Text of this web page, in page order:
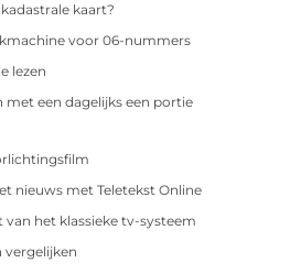
kaart?
voor 06-nummers
lezen
met een dagelijks een portie
nieuws met Teletekst Online
het klassieke tv-systeem
vergelijken